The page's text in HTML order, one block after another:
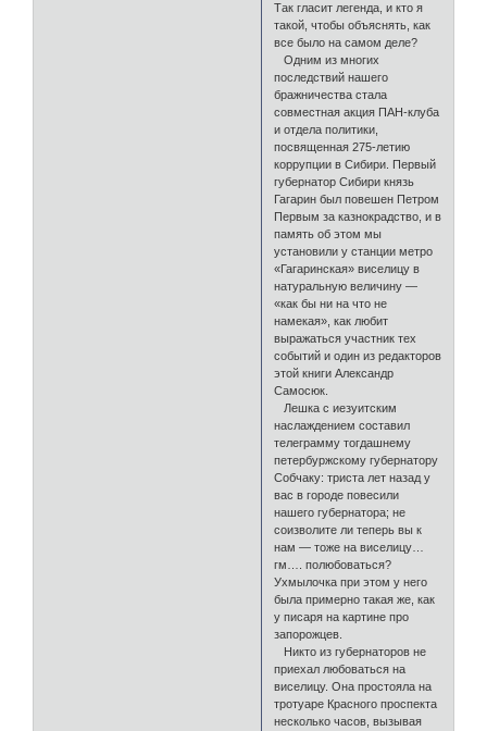
Так гласит легенда, и кто я
такой, чтобы объяснять, как
все было на самом деле?
Одним из многих
последствий нашего
бражничества стала
совместная акция ПАН-клуба
и отдела политики,
посвященная 275-летию
коррупции в Сибири. Первый
губернатор Сибири князь
Гагарин был повешен Петром
Первым за казнокрадство, и в
память об этом мы
установили у станции метро
«Гагаринская» виселицу в
натуральную величину —
«как бы ни на что не
намекая», как любит
выражаться участник тех
событий и один из редакторов
этой книги Александр
Самосюк.
Лешка с иезуитским
наслаждением составил
телеграмму тогдашнему
петербуржскому губернатору
Собчаку: триста лет назад у
вас в городе повесили
нашего губернатора; не
соизволите ли теперь вы к
нам — тоже на виселицу…
гм…. полюбоваться?
Ухмылочка при этом у него
была примерно такая же, как
у писаря на картине про
запорожцев.
Никто из губернаторов не
приехал любоваться на
виселицу. Она простояла на
тротуаре Красного проспекта
несколько часов, вызывая